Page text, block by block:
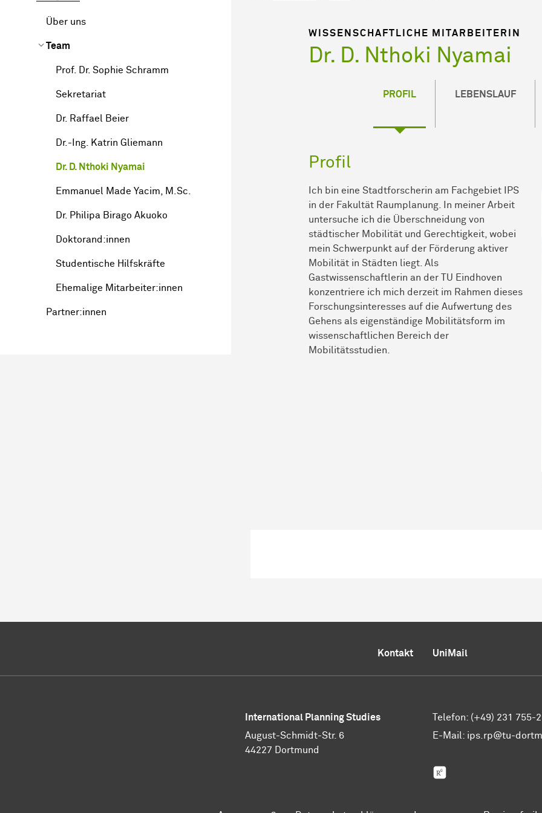
Über uns
Team
Prof. Dr. Sophie Schramm
Sekretariat
Dr. Raffael Beier
Dr.-Ing. Katrin Gliemann
Dr. D. Nthoki Nyamai
Emmanuel Made Yacim, M.Sc.
Dr. Philipa Birago Akuoko
Doktorand:innen
Studentische Hilfskräfte
Ehemalige Mitarbeiter:innen
Partner:innen
WISSENSCHAFTLICHE MITARBEITERIN
Dr. D. Nthoki Nyamai
PROFIL LEBENSLAUF
Profil
Ich bin eine Stadtforscherin am Fachgebiet IPS
in der Fakultät Raumplanung. In meiner Arbeit
untersuche ich die Überschneidung von
städtischer Mobilität und Gerechtigkeit, wobei
mein Schwerpunkt auf der Förderung aktiver
Mobilität in Städten liegt. Als
Gastwissenschaftlerin an der TU Eindhoven
konzentriere ich mich derzeit im Rahmen dieses
Forschungsinteresses auf die Aufwertung des
Gehens als eigenständige Mobilitätsform im
wissenschaftlichen Bereich der
Mobilitätsstudien.
Kontakt UniMail
International Planning Studies
August-Schmidt-Str. 6
44227 Dortmund
Telefon: (+49) 231 755-
E-Mail: ips.rp@tu-
ResearchGate